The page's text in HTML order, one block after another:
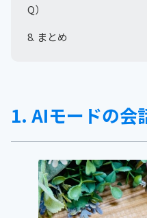
Q）
8. まとめ
1. AIモードの会